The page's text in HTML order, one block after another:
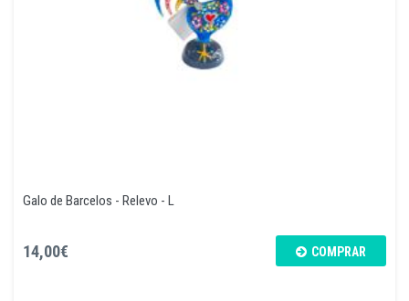
Galo de Barcelos - Relevo - L
14,00€ COMPRAR